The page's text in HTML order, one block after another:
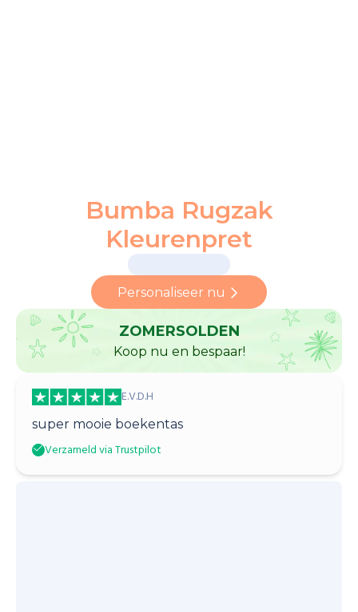
Bumba Rugzak
Kleurenpret
Personaliseer nu
ZOMERSOLDEN
Koop nu en bespaar!
E.V.D.H
super mooie boekentas
Verzameld via Trustpilot